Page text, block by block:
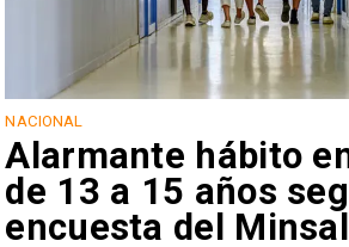
NACIONAL
Alarmante hábito
de 13 a 15 años
encuesta del Minsal